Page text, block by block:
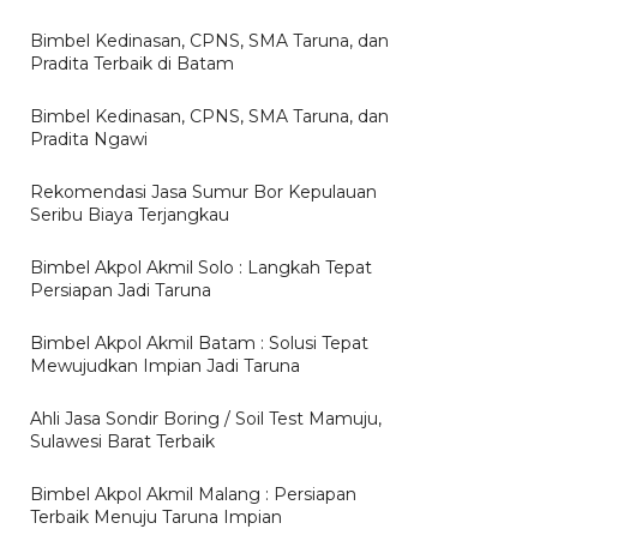
Bimbel Kedinasan, CPNS, SMA Taruna, dan
Pradita Terbaik di Batam
Bimbel Kedinasan, CPNS, SMA Taruna, dan
Pradita Ngawi
Rekomendasi Jasa Sumur Bor Kepulauan
Seribu Biaya Terjangkau
Bimbel Akpol Akmil Solo : Langkah Tepat
Persiapan Jadi Taruna
Bimbel Akpol Akmil Batam : Solusi Tepat
Mewujudkan Impian Jadi Taruna
Ahli Jasa Sondir Boring / Soil Test Mamuju,
Sulawesi Barat Terbaik
Bimbel Akpol Akmil Malang : Persiapan
Terbaik Menuju Taruna Impian